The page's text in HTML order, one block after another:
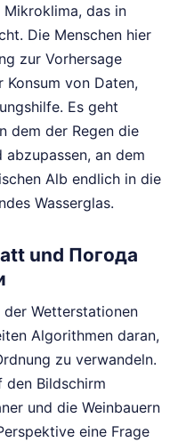
das in
Die Menschen hier
zur Vorhersage
von Daten,
Es geht
dem der Regen die
an dem
Alb endlich in die
Wasserglas.
und Погода
der Wetterstationen
Algorithmen daran,
zu verwandeln.
den Bildschirm
und die Weinbauern
eine Frage